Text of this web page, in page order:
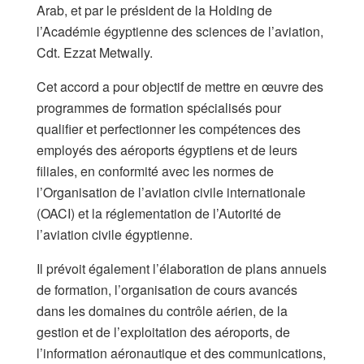
Arab, et par le président de la Holding de
l’Académie égyptienne des sciences de l’aviation,
Cdt. Ezzat Metwally.
Cet accord a pour objectif de mettre en œuvre des
programmes de formation spécialisés pour
qualifier et perfectionner les compétences des
employés des aéroports égyptiens et de leurs
filiales, en conformité avec les normes de
l’Organisation de l’aviation civile internationale
(OACI) et la réglementation de l’Autorité de
l’aviation civile égyptienne.
Il prévoit également l’élaboration de plans annuels
de formation, l’organisation de cours avancés
dans les domaines du contrôle aérien, de la
gestion et de l’exploitation des aéroports, de
l’information aéronautique et des communications,